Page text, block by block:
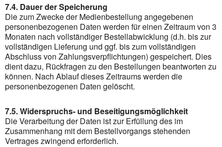
7.4. Dauer der Speicherung
Die zum Zwecke der Medienbestellung angegebenen
personenbezogenen Daten werden für einen Zeitraum von 3
Monaten nach vollständiger Bestellabwicklung (d.h. bis zur
vollständigen Lieferung und ggf. bis zum vollständigen
Abschluss von Zahlungsverpflichtungen) gespeichert. Dies
dient dazu, Rückfragen zu den Bestellungen beantworten zu
können. Nach Ablauf dieses Zeitraums werden die
personenbezogenen Daten gelöscht.
7.5. Widerspruchs- und Beseitigungsmöglichkeit
Die Verarbeitung der Daten ist zur Erfüllung des im
Zusammenhang mit dem Bestellvorgangs stehenden
Vertrages zwingend erforderlich.